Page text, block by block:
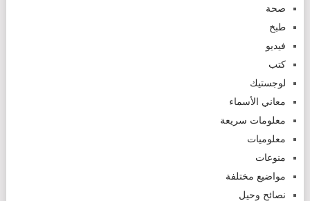
صحة
طبخ
فيديو
كتب
لوجستيك
معاني الأسماء
معلومات سريعة
معلوميات
منوعات
مواضيع مختلفة
نصائح وحيل